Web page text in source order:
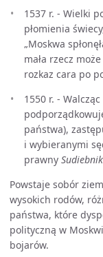
1537 r. - Wielki
płomienia
„Moskwa
mała rzecz
rozkaz cara po
1550 r. -
państwa),
i wybieranymi
prawny Sudiebnik
Powstaje sobór
wysokich rodów,
państwa, które
polityczną w
bojarów.